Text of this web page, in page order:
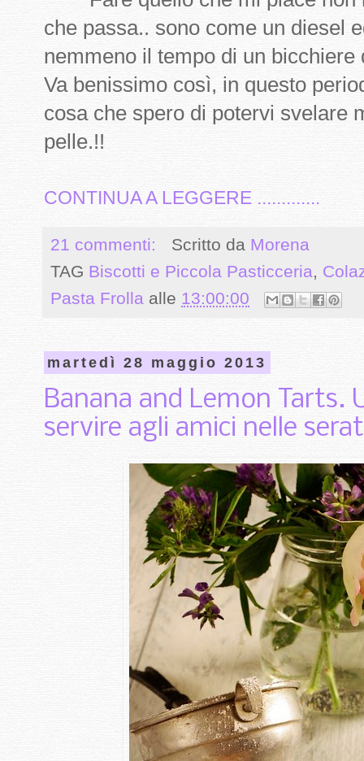
che passa.. sono come un diesel
nemmeno il tempo di un bicchiere
Va benissimo così, in questo
cosa che spero di potervi svelare
pelle.!!
CONTINUA A LEGGERE .............
21 commenti: Scritto da Morena
TAG Biscotti e Piccola Pasticceria,
Pasta Frolla alle 13:00:00
martedì 28 maggio 2013
Banana and Lemon Tarts.
servire agli amici nelle